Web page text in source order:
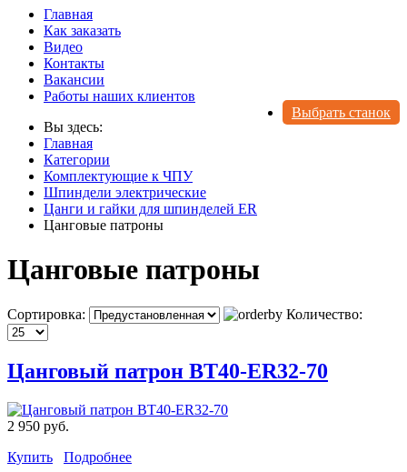
Главная
Как заказать
Видео
Контакты
Вакансии
Работы наших клиентов
Выбрать станок
Вы здесь:
Главная
Категории
Комплектующие к ЧПУ
Шпиндели электрические
Цанги и гайки для шпинделей ER
Цанговые патроны
Цанговые патроны
Сортировка: Количество:
Цанговый патрон BT40-ER32-70
2 950 руб.
Купить
Подробнее